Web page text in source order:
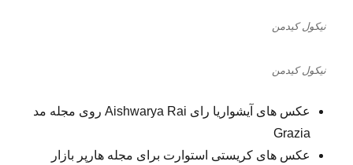
نیکول کیدمن
نیکول کیدمن
عکس های آیشواریا رای Aishwarya Rai روی مجله مد
Grazia
عکس های کریستی استوارت برای مجله هارپر بازار